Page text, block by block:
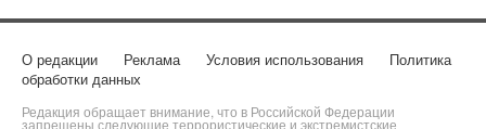
О редакции Реклама Условия использования
Политика
обработки данных
Редакция обращает внимание, что в Российской Федерации
запрещены следующие террористические и экстремистские